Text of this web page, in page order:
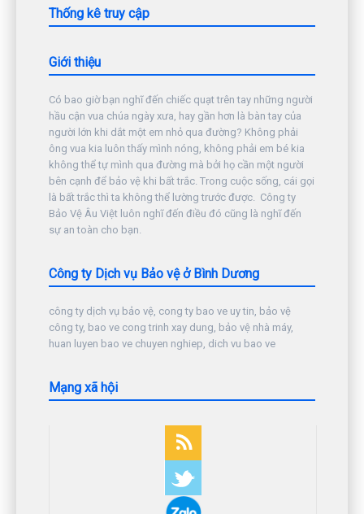
Thống kê truy cập
Giới thiệu
Có bao giờ bạn nghĩ đến chiếc quạt trên tay những người
hầu cận vua chúa ngày xưa, hay gần hơn là bàn tay của
người lớn khi dắt một em nhỏ qua đường? Không phải
ông vua kia luôn thấy mình nóng, không phải em bé kia
không thể tự mình qua đường mà bởi họ cần một người
bên cạnh để bảo vệ khi bất trắc. Trong cuộc sống, cái gọi
là bất trắc thì ta không thể lường trước được. Công ty
Bảo Vệ Âu Việt luôn nghĩ đến điều đó cũng là nghĩ đến
sự an toàn cho bạn.
Công ty Dịch vụ Bảo vệ ở Bình Dương
công ty dịch vụ bảo vệ, cong ty bao ve uy tin, bảo vệ
công ty, bao ve cong trinh xay dung, bảo vệ nhà máy,
huan luyen bao ve chuyen nghiep, dich vu bao ve
Mạng xã hội